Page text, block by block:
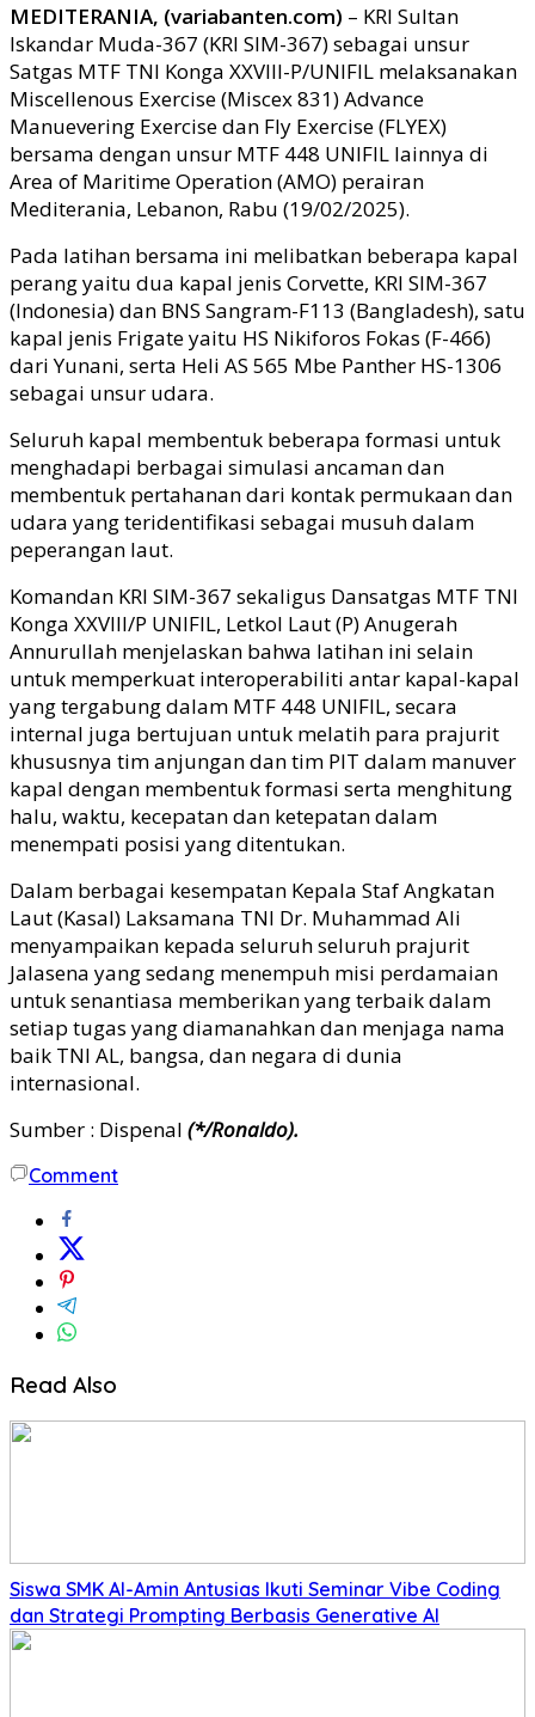
MEDITERANIA, (variabanten.com) – KRI Sultan
Iskandar Muda-367 (KRI SIM-367) sebagai unsur
Satgas MTF TNI Konga XXVIII-P/UNIFIL melaksanakan
Miscellenous Exercise (Miscex 831) Advance
Manuevering Exercise dan Fly Exercise (FLYEX)
bersama dengan unsur MTF 448 UNIFIL lainnya di
Area of Maritime Operation (AMO) perairan
Mediterania, Lebanon, Rabu (19/02/2025).
Pada latihan bersama ini melibatkan beberapa kapal
perang yaitu dua kapal jenis Corvette, KRI SIM-367
(Indonesia) dan BNS Sangram-F113 (Bangladesh), satu
kapal jenis Frigate yaitu HS Nikiforos Fokas (F-466)
dari Yunani, serta Heli AS 565 Mbe Panther HS-1306
sebagai unsur udara.
Seluruh kapal membentuk beberapa formasi untuk
menghadapi berbagai simulasi ancaman dan
membentuk pertahanan dari kontak permukaan dan
udara yang teridentifikasi sebagai musuh dalam
peperangan laut.
Komandan KRI SIM-367 sekaligus Dansatgas MTF TNI
Konga XXVIII/P UNIFIL, Letkol Laut (P) Anugerah
Annurullah menjelaskan bahwa latihan ini selain
untuk memperkuat interoperabiliti antar kapal-kapal
yang tergabung dalam MTF 448 UNIFIL, secara
internal juga bertujuan untuk melatih para prajurit
khususnya tim anjungan dan tim PIT dalam manuver
kapal dengan membentuk formasi serta menghitung
halu, waktu, kecepatan dan ketepatan dalam
menempati posisi yang ditentukan.
Dalam berbagai kesempatan Kepala Staf Angkatan
Laut (Kasal) Laksamana TNI Dr. Muhammad Ali
menyampaikan kepada seluruh seluruh prajurit
Jalasena yang sedang menempuh misi perdamaian
untuk senantiasa memberikan yang terbaik dalam
setiap tugas yang diamanahkan dan menjaga nama
baik TNI AL, bangsa, dan negara di dunia
internasional.
Sumber : Dispenal (*/Ronaldo).
Comment
Read Also
Siswa SMK Al-Amin Antusias Ikuti Seminar Vibe Coding
dan Strategi Prompting Berbasis Generative AI